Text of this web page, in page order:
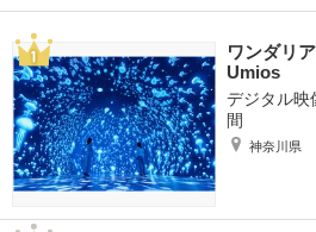
ワンダリ
Umios
デジタル映
間
神奈川県